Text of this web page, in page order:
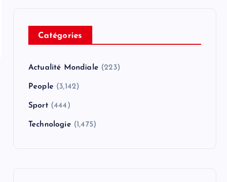
Catégories
Actualité Mondiale (223)
People (3,142)
Sport(444)
Technologie (1,475)